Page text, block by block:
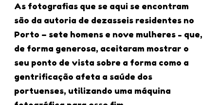
As fotografias que se aqui se encontram
são da autoria de dezasseis residentes no
Porto – sete homens e nove mulheres - que,
de forma generosa, aceitaram mostrar o
seu ponto de vista sobre a forma como a
gentrificação afeta a saúde dos
portuenses, utilizando uma máquina